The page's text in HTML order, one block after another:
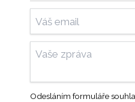
Odesláním formuláře